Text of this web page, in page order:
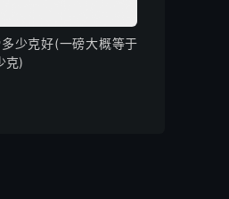
少克好(一磅大概等于
克)